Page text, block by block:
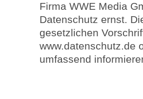
Firma WWE Media
Datenschutz ernst.
gesetzlichen
www.datenschutz.de
umfassend